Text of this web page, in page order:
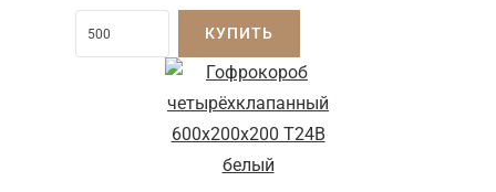
КУПИТЬ